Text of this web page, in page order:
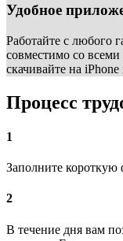
Удобное
Работайте с
совместимо со
скачивайте на
Процесс
1
Заполните короткую
2
В течение дня вам